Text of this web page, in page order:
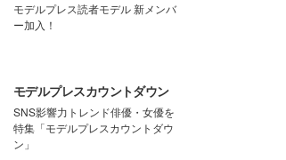
モデルプレス読者モデル 新メンバ
ー加入！
モデルプレスカウントダウン
SNS影響力トレンド俳優・女優を
特集「モデルプレスカウントダウ
ン」